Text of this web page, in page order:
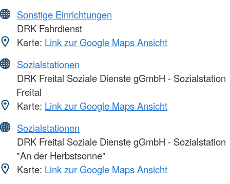
Sonstige Einrichtungen
DRK Fahrdienst
Karte: Link zur Google Maps Ansicht
Sozialstationen
DRK Freital Soziale Dienste gGmbH - Sozialstation
Freital
Karte: Link zur Google Maps Ansicht
Sozialstationen
DRK Freital Soziale Dienste gGmbH - Sozialstation
"An der Herbstsonne"
Karte: Link zur Google Maps Ansicht